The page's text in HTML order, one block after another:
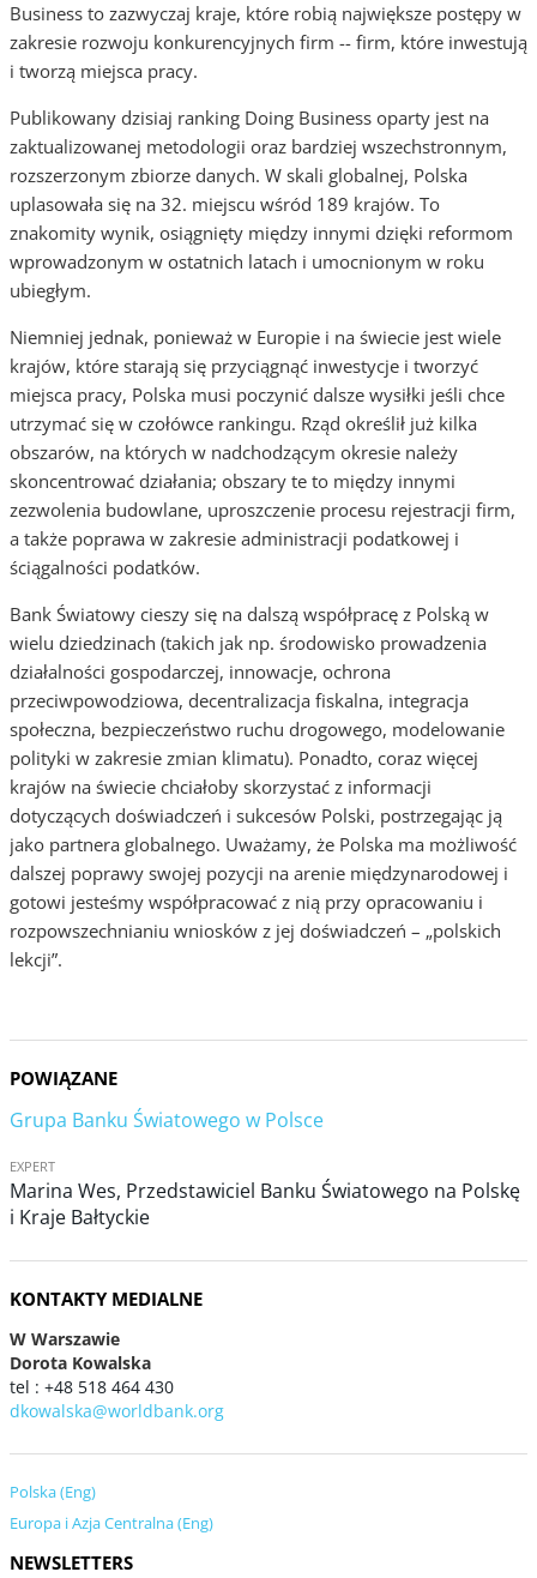
Business to zazwyczaj kraje, które robią największe postępy w
zakresie rozwoju konkurencyjnych firm -- firm, które inwestują
i tworzą miejsca pracy.
Publikowany dzisiaj ranking Doing Business oparty jest na
zaktualizowanej metodologii oraz bardziej wszechstronnym,
rozszerzonym zbiorze danych. W skali globalnej, Polska
uplasowała się na 32. miejscu wśród 189 krajów. To
znakomity wynik, osiągnięty między innymi dzięki reformom
wprowadzonym w ostatnich latach i umocnionym w roku
ubiegłym.
Niemniej jednak, ponieważ w Europie i na świecie jest wiele
krajów, które starają się przyciągnąć inwestycje i tworzyć
miejsca pracy, Polska musi poczynić dalsze wysiłki jeśli chce
utrzymać się w czołówce rankingu. Rząd określił już kilka
obszarów, na których w nadchodzącym okresie należy
skoncentrować działania; obszary te to między innymi
zezwolenia budowlane, uproszczenie procesu rejestracji firm,
a także poprawa w zakresie administracji podatkowej i
ściągalności podatków.
Bank Światowy cieszy się na dalszą współpracę z Polską w
wielu dziedzinach (takich jak np. środowisko prowadzenia
działalności gospodarczej, innowacje, ochrona
przeciwpowodziowa, decentralizacja fiskalna, integracja
społeczna, bezpieczeństwo ruchu drogowego, modelowanie
polityki w zakresie zmian klimatu). Ponadto, coraz więcej
krajów na świecie chciałoby skorzystać z informacji
dotyczących doświadczeń i sukcesów Polski, postrzegając ją
jako partnera globalnego. Uważamy, że Polska ma możliwość
dalszej poprawy swojej pozycji na arenie międzynarodowej i
gotowi jesteśmy współpracować z nią przy opracowaniu i
rozpowszechnianiu wniosków z jej doświadczeń – „polskich
lekcji”.
POWIĄZANE
Grupa Banku Światowego w Polsce
EXPERT
Marina Wes, Przedstawiciel Banku Światowego na Polskę
i Kraje Bałtyckie
KONTAKTY MEDIALNE
W Warszawie
Dorota Kowalska
tel : +48 518 464 430
dkowalska@worldbank.org
Polska (Eng)
Europa i Azja Centralna (Eng)
NEWSLETTERS